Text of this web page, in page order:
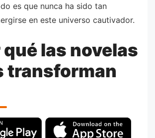
es que nunca ha sido tan
en este universo cautivador.
qué las novelas
transforman